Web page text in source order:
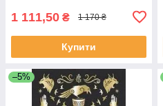
1 111,50 ₴ 1 170 ₴
Купити
–5%